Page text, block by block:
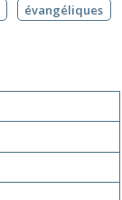
évangéliques